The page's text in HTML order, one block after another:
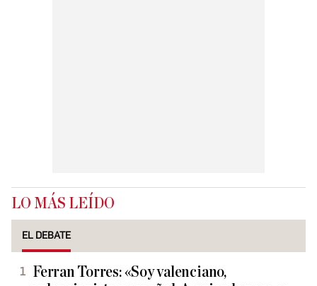
LO MÁS LEÍDO
EL DEBATE
Ferran Torres: «Soy valenciano,